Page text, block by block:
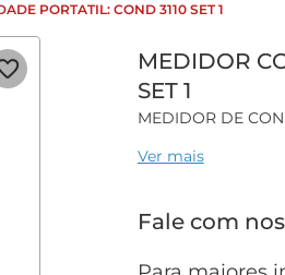
PORTATIL: COND 3110 SET 1
MEDIDOR
SET 1
MEDIDOR DE
Características
de má iluminação
Até 2500 horas
Ver mais
Fale com